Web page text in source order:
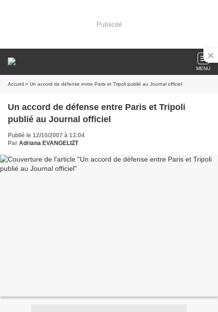
Publicité
MENU
Accueil » Un accord de défense entre Paris et Tripoli publié au Journal officiel
Un accord de défense entre Paris et Tripoli
publié au Journal officiel
Publié le 12/10/2007 à 13:04
Par Adriana EVANGELIZT